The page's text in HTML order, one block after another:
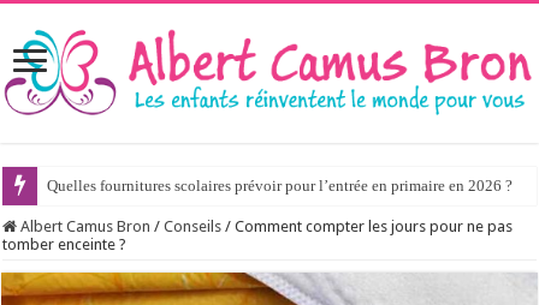
Quelles fournitures scolaires prévoir pour l’entrée en primaire en 2026 ?
Albert Camus Bron / Conseils / Comment compter les jours pour ne pas
tomber enceinte ?